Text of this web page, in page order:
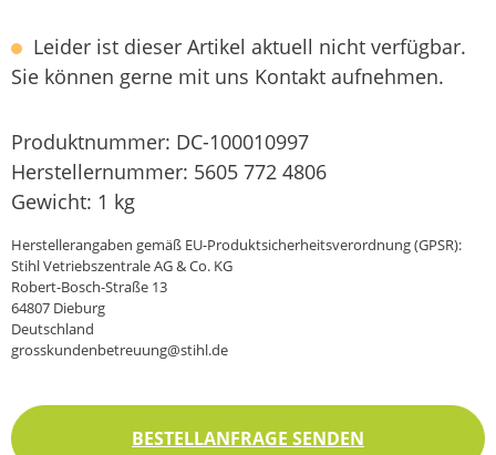
Leider ist dieser Artikel aktuell nicht verfügbar.
Sie können gerne mit uns Kontakt aufnehmen.
Produktnummer: DC-100010997
Herstellernummer: 5605 772 4806
Gewicht: 1 kg
Herstellerangaben gemäß EU-Produktsicherheitsverordnung (GPSR):
Stihl Vetriebszentrale AG & Co. KG
Robert-Bosch-Straße 13
64807 Dieburg
Deutschland
grosskundenbetreuung@stihl.de
BESTELLANFRAGE SENDEN